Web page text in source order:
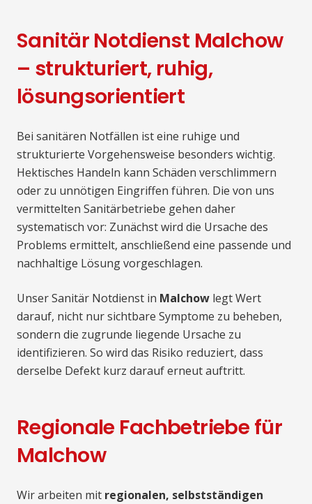
Sanitär Notdienst Malchow
– strukturiert, ruhig,
lösungsorientiert
Bei sanitären Notfällen ist eine ruhige und
strukturierte Vorgehensweise besonders wichtig.
Hektisches Handeln kann Schäden verschlimmern
oder zu unnötigen Eingriffen führen. Die von uns
vermittelten Sanitärbetriebe gehen daher
systematisch vor: Zunächst wird die Ursache des
Problems ermittelt, anschließend eine passende und
nachhaltige Lösung vorgeschlagen.
Unser Sanitär Notdienst in Malchow legt Wert
darauf, nicht nur sichtbare Symptome zu beheben,
sondern die zugrunde liegende Ursache zu
identifizieren. So wird das Risiko reduziert, dass
derselbe Defekt kurz darauf erneut auftritt.
Regionale Fachbetriebe für
Malchow
Wir arbeiten mit regionalen, selbstständigen